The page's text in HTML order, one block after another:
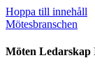
Hoppa till innehåll
Mötesbranschen
Möten Ledarskap